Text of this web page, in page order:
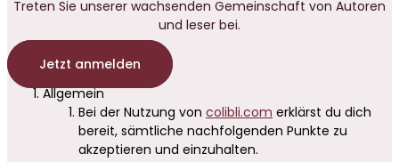
Treten Sie unserer wachsenden Gemeinschaft von Autoren
und leser bei.
Jetzt anmelden
Allgemein
Bei der Nutzung von colibli.com erklärst du dich
bereit, sämtliche nachfolgenden Punkte zu
akzeptieren und einzuhalten.